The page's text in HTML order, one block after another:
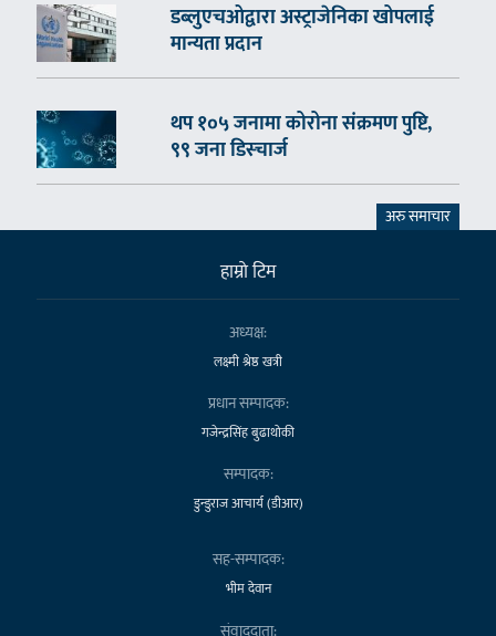
डब्लुएचओद्वारा अस्ट्राजेनिका खोपलाई
मान्यता प्रदान
थप १०५ जनामा कोरोना संक्रमण पुष्टि,
९९ जना डिस्चार्ज
अरु समाचार
हाम्राे टिम
अध्यक्ष:
लक्ष्मी श्रेष्ठ खत्री
प्रधान सम्पादक:
गजेन्द्रसिंह बुढाथोकी
सम्पादक:
डुन्डुराज आचार्य (डीआर)
सह-सम्पादक:
भीम देवान